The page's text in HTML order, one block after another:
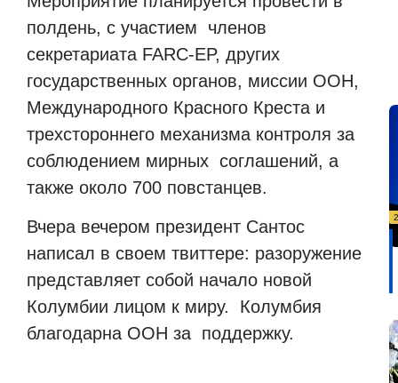
полдень, с участием членов
секретариата FARC-EP, других
государственных органов, миссии ООН,
Международного Красного Креста и
трехстороннего механизма контроля за
соблюдением мирных соглашений, а
также около 700 повстанцев.
Вчера вечером президент Сантос
написал в своем твиттере: разоружение
представляет собой начало новой
Колумбии лицом к миру. Колумбия
благодарна ООН за поддержку.